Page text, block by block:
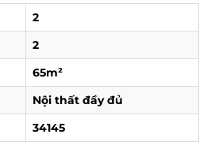
2
2
65m²
Nội thất đầy đủ
34145